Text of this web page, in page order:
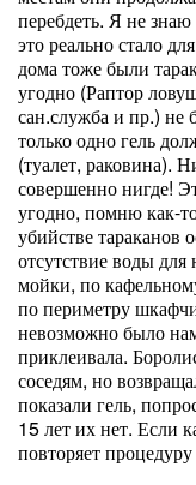
перебдеть. Я не
это реально стало
дома тоже были
угодно (Раптор
сан.служба и пр.) не
только одно гель
(туалет, раковина).
совершенно нигде!
угодно, помню как-
убийстве тараканов
отсутствие воды
мойки, по
по периметру
невозможно было
приклеивала.
соседям, но
показали гель,
15 лет их нет. Если
повторяет